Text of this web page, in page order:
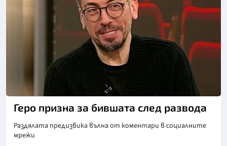
Снимка: NOVA
Геро призна за бившата след развода
Раздялата предизвика вълна от коментари в социалните
мрежи